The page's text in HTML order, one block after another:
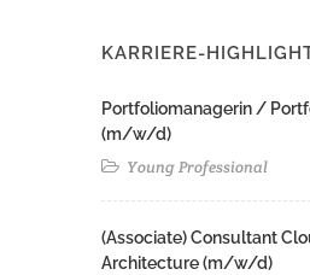
KARRIERE-
Portfoliomanagerin /
(m/w/d)
Young Professional
(Associate) Consultant
Architecture (m/w/d)​ ​